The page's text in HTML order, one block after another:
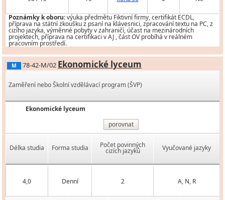
Poznámky k oboru:výuka předmětu Fiktivní firmy, certifikát ECDL,
příprava na státní zkoušku z psaní na klávesnici, zpracování textu na PC, z
cizího jazyka, výměnné pobyty v zahraničí, účast na mezinárodních
projektech, příprava na certifikaci v AJ , část OV probíhá v reálném
pracovním prostředí.
M 78-42-M/02 Ekonomické lyceum
Zaměření nebo Školní vzdělávací program (ŠVP)
Ekonomické lyceum
porovnat
Délka studia Forma studia Počet povinných
cizích jazyků Vyučované jazyky
4,0 Denní 2 A, N, R